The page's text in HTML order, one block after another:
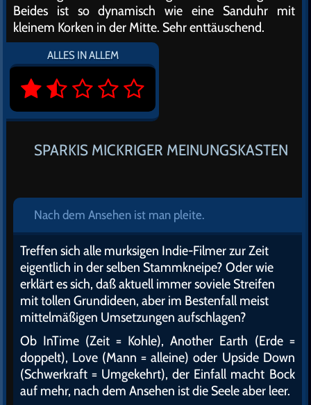
Beides ist so dynamisch wie eine Sanduhr mit
kleinem Korken in der Mitte. Sehr enttäuschend.
ALLES IN ALLEM
SPARKIS MICKRIGER MEINUNGSKASTEN
Nach dem Ansehen ist man pleite.
Treffen sich alle murksigen Indie-Filmer zur Zeit
eigentlich in der selben Stammkneipe? Oder wie
erklärt es sich, daß aktuell immer soviele Streifen
mit tollen Grundideen, aber im Bestenfall meist
mittelmäßigen Umsetzungen aufschlagen?
Ob InTime (Zeit = Kohle), Another Earth (Erde =
doppelt), Love (Mann = alleine) oder Upside Down
(Schwerkraft = Umgekehrt), der Einfall macht Bock
auf mehr, nach dem Ansehen ist die Seele aber leer.